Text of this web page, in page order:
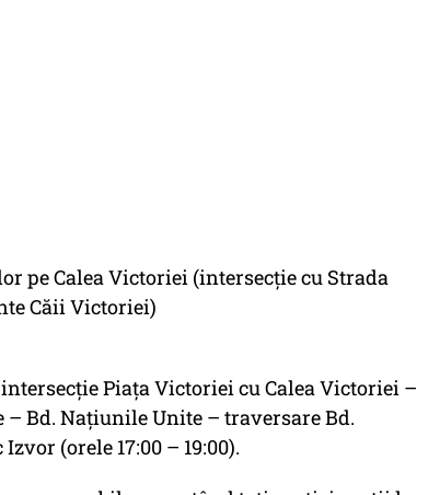
pe Calea Victoriei (intersecție cu Strada
Căii Victoriei)
Piața Victoriei cu Calea Victoriei –
Bd. Națiunile Unite – traversare Bd.
(orele 17:00 – 19:00).